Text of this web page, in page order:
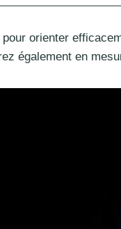
orienter
également en